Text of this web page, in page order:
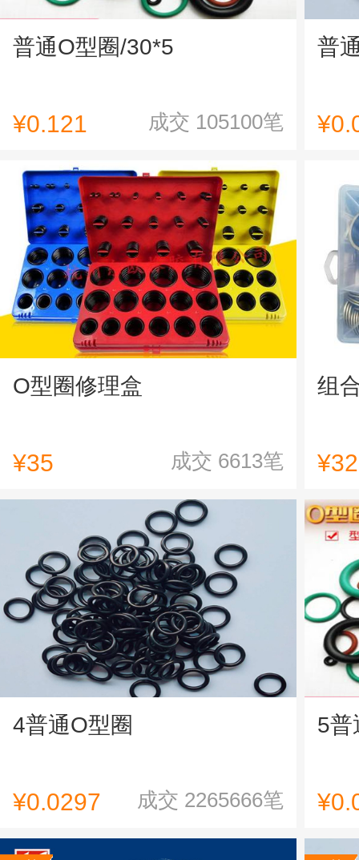
普通O型圈/30*5
¥0.121 成交 105100笔
普
O型圈修理盒
¥35 成交 6613笔
组
4普通O型圈
¥0.0297 成交 2265666笔
5普